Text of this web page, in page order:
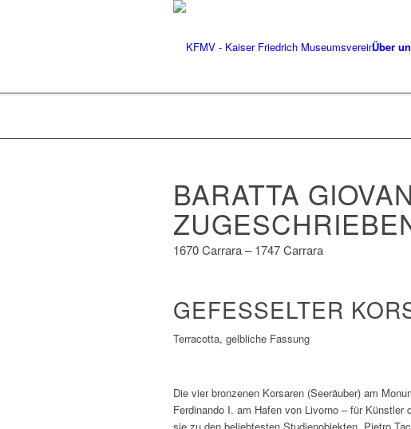
Über
BARATTA
1670 Carrara – 1747 Carrara
GEFESSELTER
Terracotta, gelbliche Fassung
Die vier bronzenen Korsaren (Seeräuber) am
Ferdinando I. am Hafen von Livorno – für Künstler
sie zu den beliebtesten Studienobjekten. Pietro